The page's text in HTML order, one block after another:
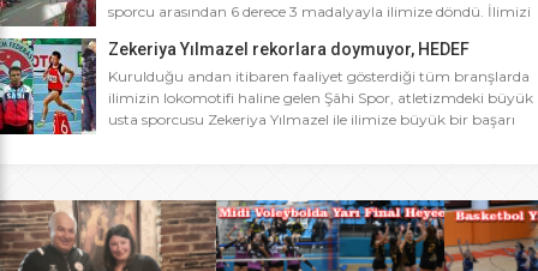
sporcu arasından 6 derece 3 madalyayla ilimize döndü. İlimizi
spor, başarılarına bir yensini ekledi. İstanbul’da yapılan ve
50’yi aşkın ülkeden 8 bin sporcunun katıldığı Vodafone 13.
İstanbul Yarı Maratonuna katılan […]
Zekeriya Yılmazel rekorlara doymuyor, HEDEF
OLİMPİYAT ŞAMPİYONLUĞU
Kurulduğu andan itibaren faaliyet gösterdiği tüm branşlarda
ilimizin lokomotifi haline gelen Şâhi Spor, atletizmdeki büyük
usta sporcusu Zekeriya Yılmazel ile ilimize büyük bir başarı
başarılarına yenilerini ekledi. İstanbul Ataköy’de 11-12 Mart
2017 tarihlerinde düzenlenen Masterlar […]